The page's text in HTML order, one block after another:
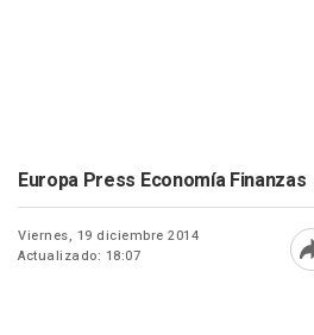
Europa Press Economía Finanzas
Viernes, 19 diciembre 2014
Actualizado: 18:07